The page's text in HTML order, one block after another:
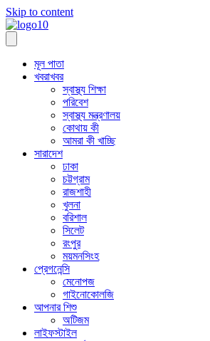
Skip to content
মূল পাতা
খবরাখবর
স্বাস্থ্য শিক্ষা
পরিবেশ
স্বাস্থ্য মন্ত্রণালয়
কোথায় কী
আমরা কী খাচ্ছি
সারাদেশ
ঢাকা
চট্টগ্রাম
রাজশাহী
খুলনা
বরিশাল
সিলেট
রংপুর
ময়মনসিংহ
প্রেগনেন্সি
মেনোপজ
গাইনোকোলজি
আপনার শিশু
অটিজম
লাইফস্টাইল